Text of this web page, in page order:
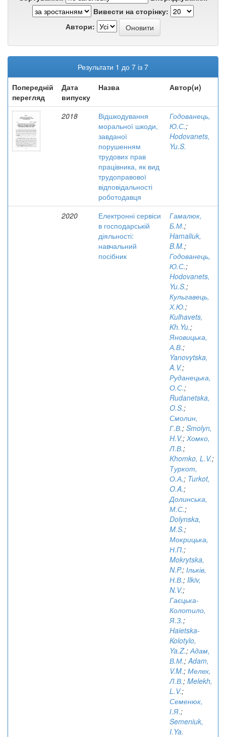
Вивести на сторінку:
Автори:
Результати 1 до 7 із 7
Попередній
перегляд
Дата
випуску
Назва Автор(и)
2018
Відшкодування
моральної шкоди,
завданої
порушенням
трудових прав
працівника, як вид
трудоправової
відповідальності
роботодавця
Годованець,
Ю.С.;
Hodovanets,
Yu.S.
2020
Електронні сервіси
в господарській
діяльності:
навчальний
посібник
Гамалюк,
Б.М.;
Hamaliuk,
B.M.;
Годованець,
Ю.С.;
Hodovanets,
Yu.S.;
Кульгавець,
Х.Ю.;
Kulhavets,
Kh.Yu.;
Яновицька,
А.В.;
Yanovytska,
A.V.;
Руданецька,
О.С.;
Rudanetska,
O.S.;
Смолин,
Г.В.; Smolyn,
H.V.; Хомко,
Л.В.;
Khomko, L.V.;
Туркот,
О.А.; Turkot,
O.A.;
Долинська,
М.С.;
Dolynska,
M.S.;
Мокрицька,
Н.П.;
Mokrytska,
N.P.; Ільків,
Н.В.; Ilkiv,
N.V.;
Гаєцька-
Колотило,
Я.З.;
Haietska-
Kolotylo,
Ya.Z.;Адам,
В.М.;Adam,
V.M.; Мелех,
Л.В.; Melekh,
L.V.;
Семенюк,
І.Я.;
Semeniuk,
I.Ya.